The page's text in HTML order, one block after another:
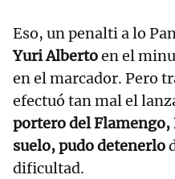
Eso, un penalti a lo
Yuri Albertoen el
en el marcador. Pero
efectuó tan mal el
portero del Flamengo,
suelo, pudo detenerlo
dificultad.